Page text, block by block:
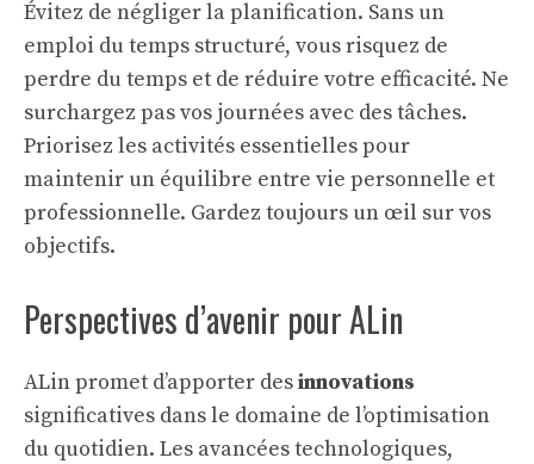
Évitez de négliger la planification. Sans un
emploi du temps structuré, vous risquez de
perdre du temps et de réduire votre efficacité. Ne
surchargez pas vos journées avec des tâches.
Priorisez les activités essentielles pour
maintenir un équilibre entre vie personnelle et
professionnelle. Gardez toujours un œil sur vos
objectifs.
Perspectives d’avenir pour ALin
ALin promet d’apporter desinnovations
significatives dans le domaine de l’optimisation
du quotidien. Les avancées technologiques,